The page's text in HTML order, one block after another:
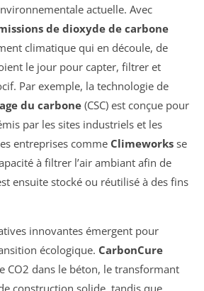
actuelle. Avec
de dioxyde de carbone
climatique qui en découle, de
le jour pour capter, filtrer et
Par exemple, la technologie de
du carbone (CSC) est conçue pour
par les sites industriels et les
entreprises comme Climeworks se
à filtrer l’air ambiant afin de
ensuite stocké ou réutilisé à des fins
innovantes émergent pour
écologique. CarbonCure
CO2 dans le béton, le transformant
construction solide, tandis que